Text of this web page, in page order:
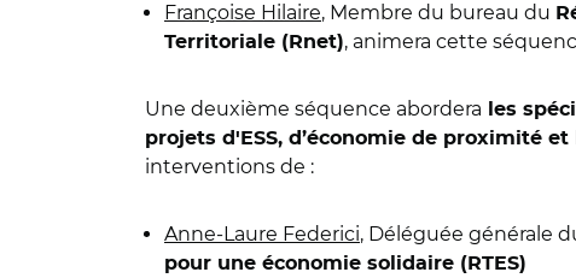
Françoise Hilaire, Membre du bureau du
Territoriale (Rnet), animera cette
Une deuxième séquence abordera les
projets d'ESS, d’économie de proximité
interventions de :
Anne-Laure Federici, Déléguée générale
pour une économie solidaire (RTES)